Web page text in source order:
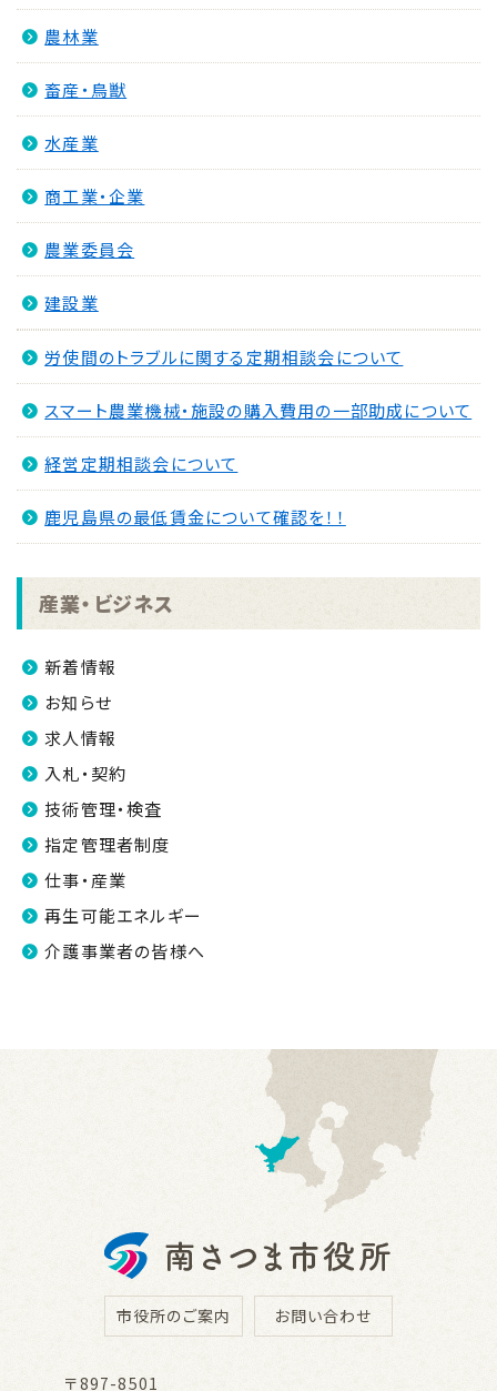
NEW
2026.07.31
■条件付一般競争入札(入札公告) 8月21日入(開)
2026.07.30
求人情報誌（ハローワーク加世田より＿令和8年7月
30日発行分）
2026.07.27
【入札結果】「情報セキュリティ外部監査業務委託」に
係る一般競争入札結果について
NEW
農林業
畜産・鳥獣
水産業
商工業・企業
農業委員会
建設業
労使間のトラブルに関する定期相談会について
スマート農業機械・施設の購入費用の一部助成について
経営定期相談会について
鹿児島県の最低賃金について確認を！！
産業・ビジネス
新着情報
お知らせ
求人情報
入札・契約
技術管理・検査
指定管理者制度
仕事・産業
再生可能エネルギー
介護事業者の皆様へ
市役所のご案内 お問い合わせ
〒897-8501